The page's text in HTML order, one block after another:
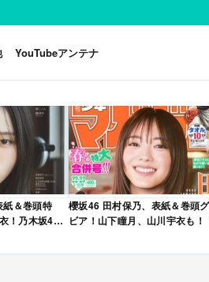
YouTubeアンテナ
＆巻頭特
！乃木坂46
！
櫻坂46 田村保乃、表紙＆巻頭
ビア！山下瞳月、山川宇衣も！
合併号」本日4/28発売！